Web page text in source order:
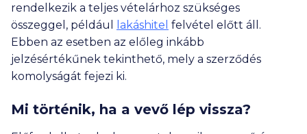
rendelkezik a teljes vételárhoz szükséges
összeggel, például
lakáshitel felvétel előtt áll.
Ebben az esetben az előleg inkább
jelzésértékűnek tekinthető, mely a szerződés
komolyságát fejezi ki.
Mi történik, ha a vevő lép vissza?